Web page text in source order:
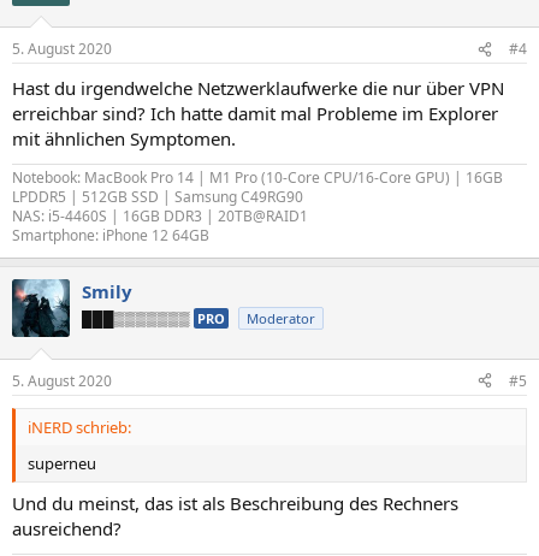
5. August 2020 #4
Hast du irgendwelche Netzwerklaufwerke die nur über VPN
erreichbar sind? Ich hatte damit mal Probleme im Explorer
mit ähnlichen Symptomen.
Notebook: MacBook Pro 14 | M1 Pro (10-Core CPU/16-Core GPU) | 16GB
LPDDR5 | 512GB SSD | Samsung C49RG90
NAS: i5-4460S | 16GB DDR3 | 20TB@RAID1
Smartphone: iPhone 12 64GB
Smily
███▒▒▒▒▒▒▒ PRO Moderator
5. August 2020 #5
iNERD schrieb:
superneu
Und du meinst, das ist als Beschreibung des Rechners
ausreichend?